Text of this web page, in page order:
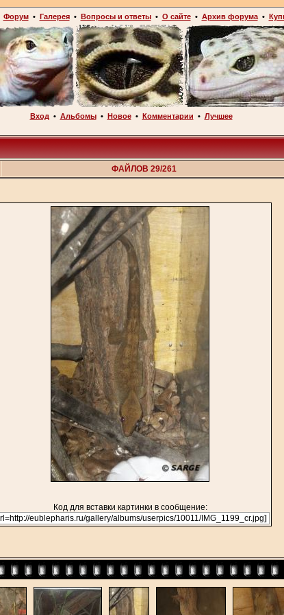
Форум• Галерея• Вопросы и ответы• О сайте• Архив форума•
Вход • Альбомы• Новое• Комментарии • Лучшее
ФАЙЛОВ 29/261
Код для вставки картинки в сообщение: